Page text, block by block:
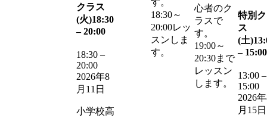
クラス
(火)18:30
– 20:00
18:30 –
20:00
2026年8
月11日
小学校高
す。
18:30～
20:00レッ
スンしま
す。
心者のク
ラスで
す。
19:00～
20:30まで
レッスン
します。
特別
ス
(土)
– 15:00
13:00 –
15:00
2026
月15日